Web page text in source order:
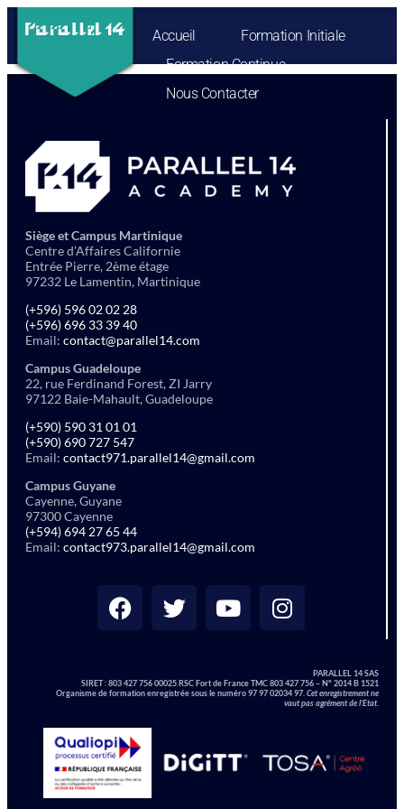
Accueil
Formation Initiale
Formation Continue
Nous Contacter
Siège et Campus Martinique
Centre d’Affaires Californie
Entrée Pierre, 2ème étage
97232 Le Lamentin, Martinique
(+596) 596 02 02 28
(+596) 696 33 39 40
Email: contact@parallel14.com
Campus Guadeloupe
22, rue Ferdinand Forest, ZI Jarry
97122 Baie-Mahault, Guadeloupe
(+590) 590 31 01 01
(+590) 690 727 547
Email: contact971.parallel14@gmail.com
Campus Guyane
Cayenne, Guyane
97300 Cayenne
(+594) 694 27 65 44
Email: contact973.parallel14@gmail.com
PARALLEL 14 SAS
SIRET :803 427 756 00025 RSC Fort de France TMC 803 427 756 – N° 2014 B 1521
Organisme de formation enregistrée sous le numéro 97 97 02034 97. Cet enregistrement ne
vaut pas agrément de l’Etat.